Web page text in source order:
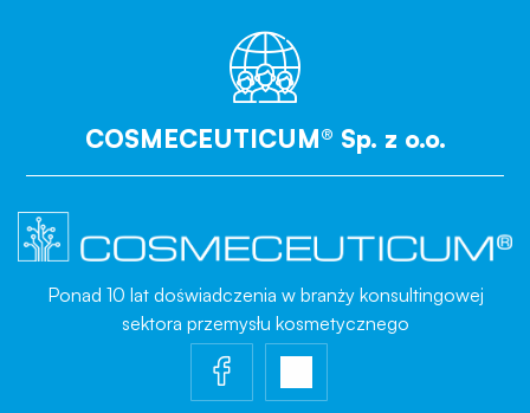
COSMECEUTICUM® Sp. z o.o.
Ponad 10 lat doświadczenia w branży konsultingowej
sektora przemysłu kosmetycznego